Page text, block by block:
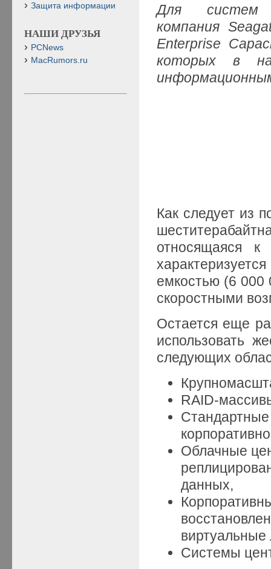
Для систем
компания
Enterprise
которых в
Как следует из
относящаяся
емкостью (6 000
скоростными
Остается еще
использовать
следующих
RAID-
Облачные
данных,
Системы
Защита информации
НАШИ ДРУЗЬЯ
PCNews
MacRumors.ru